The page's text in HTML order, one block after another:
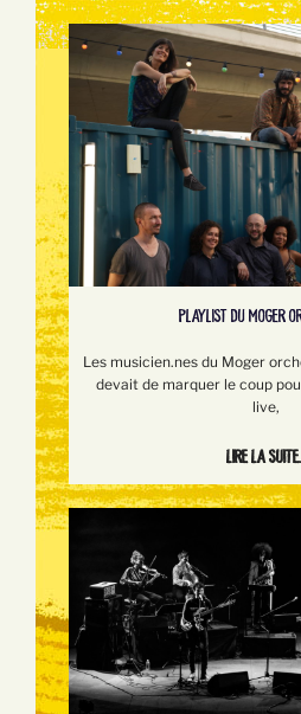
PLAYLIST DU MOGER
Les musicien.nes du Moger
devait de marquer le coup
live,
Lire la